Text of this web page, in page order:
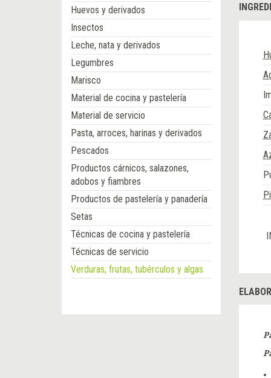
Huevos y derivados
Insectos
Leche, nata y derivados
Legumbres
Marisco
Material de cocina y pastelería
Material de servicio
Pasta, arroces, harinas y derivados
Pescados
Productos cárnicos, salazones,
adobos y fiambres
Productos de pastelería y panadería
Setas
Técnicas de cocina y pastelería
Técnicas de servicio
Verduras, frutas, tubérculos y algas